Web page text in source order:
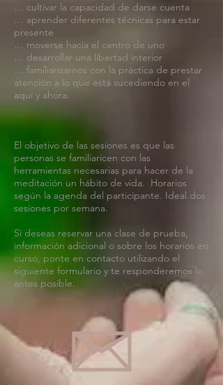
… cultivar la capacidad de darse cuenta
… aprender diferentes técnicas para estar
presente
… moverse hacia el centro de uno
… desarrollar una libertad interior
… familiarizarnos con la práctica de prestar
atención a lo que está sucediendo en el
aquí y ahora.
El objetivo de las sesiones es que las
personas se familiaricen con las
herramientas necesarias para hacer de la
meditación un hábito de vida. Horarios
según la agenda del participante. Ideal dos
sesiones por semana.
Si deseas reservar una clase de prueba,
información adicional o sobre los horarios en
curso, ponte en contacto utilizando el
siguiente formulario y te responderemos lo
antes posible.